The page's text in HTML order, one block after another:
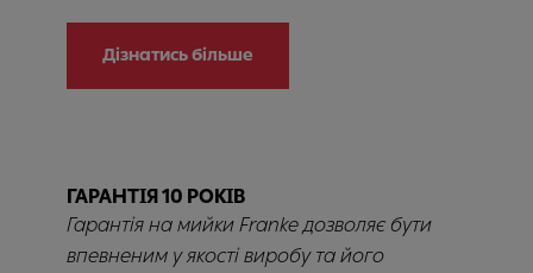
Дізнатись більше
ГАРАНТІЯ 10 РОКІВ
Гарантія на мийки Franke дозволяє бути
впевненим у якості виробу та його